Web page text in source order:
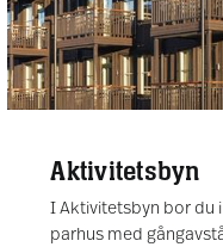
Aktivitetsbyn
I Aktivitetsbyn bor du
parhus med